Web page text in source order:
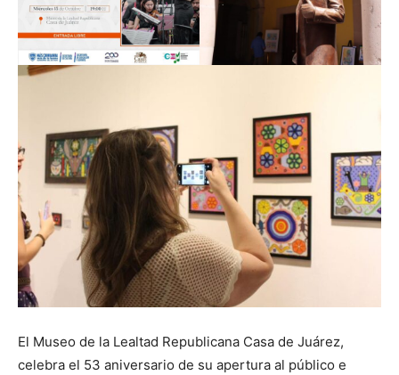
El Museo de la Lealtad Republicana Casa de Juárez,
celebra el 53 aniversario de su apertura al público e